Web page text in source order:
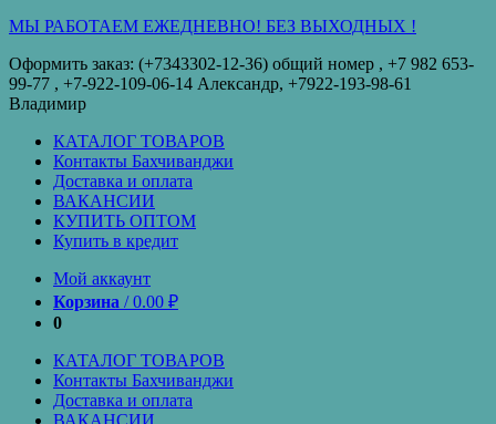
МЫ РАБОТАЕМ ЕЖЕДНЕВНО! БЕЗ ВЫХОДНЫХ !
Оформить заказ: (+7343302-12-36) общий номер , ‪+7 982 653-
99-77‬ , +7-922-109-06-14 Александр, +7922-193-98-61
Владимир
КАТАЛОГ ТОВАРОВ
Контакты Бахчиванджи
Доставка и оплата
ВАКАНСИИ
КУПИТЬ ОПТОМ
Купить в кредит
Мой аккаунт
Корзина /0.00 ₽
0
КАТАЛОГ ТОВАРОВ
Контакты Бахчиванджи
Доставка и оплата
ВАКАНСИИ